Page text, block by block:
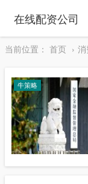
在线配资公司
当前位置： 首页
牛策略